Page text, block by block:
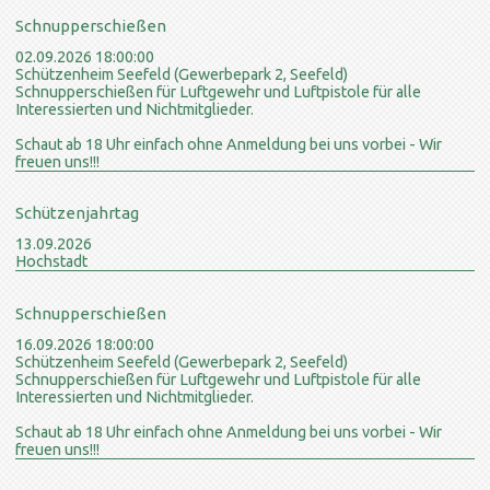
Schnupperschießen
02.09.2026 18:00:00
Schützenheim Seefeld (Gewerbepark 2, Seefeld)
Schnupperschießen für Luftgewehr und Luftpistole für alle
Interessierten und Nichtmitglieder.
Schaut ab 18 Uhr einfach ohne Anmeldung bei uns vorbei - Wir
freuen uns!!!
Schützenjahrtag
13.09.2026
Hochstadt
Schnupperschießen
16.09.2026 18:00:00
Schützenheim Seefeld (Gewerbepark 2, Seefeld)
Schnupperschießen für Luftgewehr und Luftpistole für alle
Interessierten und Nichtmitglieder.
Schaut ab 18 Uhr einfach ohne Anmeldung bei uns vorbei - Wir
freuen uns!!!